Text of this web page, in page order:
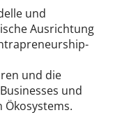
open
DE EN
und
Ausrichtung
und die
und
Ökosystems.